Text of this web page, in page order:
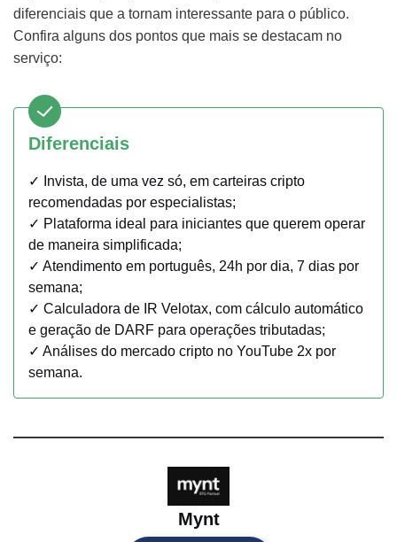
diferenciais que a tornam interessante para o público.
Confira alguns dos pontos que mais se destacam no
serviço:
Diferenciais
✓ Invista, de uma vez só, em carteiras cripto
recomendadas por especialistas;
✓ Plataforma ideal para iniciantes que querem operar
de maneira simplificada;
✓ Atendimento em português, 24h por dia, 7 dias por
semana;
✓ Calculadora de IR Velotax, com cálculo automático
e geração de DARF para operações tributadas;
✓ Análises do mercado cripto no YouTube 2x por
semana.
Mynt